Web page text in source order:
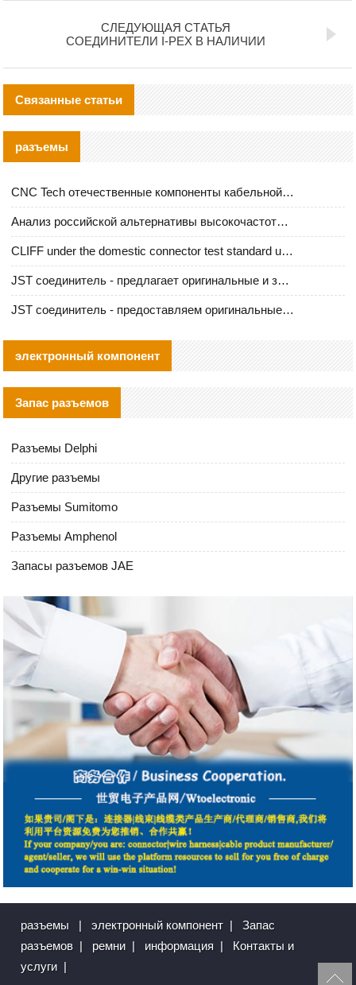
СЛЕДУЮЩАЯ СТАТЬЯ
СОЕДИНИТЕЛИ I-PEX В НАЛИЧИИ
Связанные статьи
разъемы
CNC Tech отечественные компоненты кабельной арматуры оценка и руководство по производственному внедрению
Анализ российской альтернативы высокочастотных кабельных колодцев I-PEX
CLIFF under the domestic connector test standard update
JST соединитель - предлагает оригинальные и заменяющие JST NSHR-02V-S соединители
JST соединитель - предоставляем оригинальные JST GHR-09V-S соединители и их аналоги
электронный компонент
Запас разъемов
Разъемы Delphi
Другие разъемы
Разъемы Sumitomo
Разъемы Amphenol
Запасы разъемов JAE
разъемы | электронный компонент |
Запас
разъемов | ремни | информация |
Контакты и
услуги |